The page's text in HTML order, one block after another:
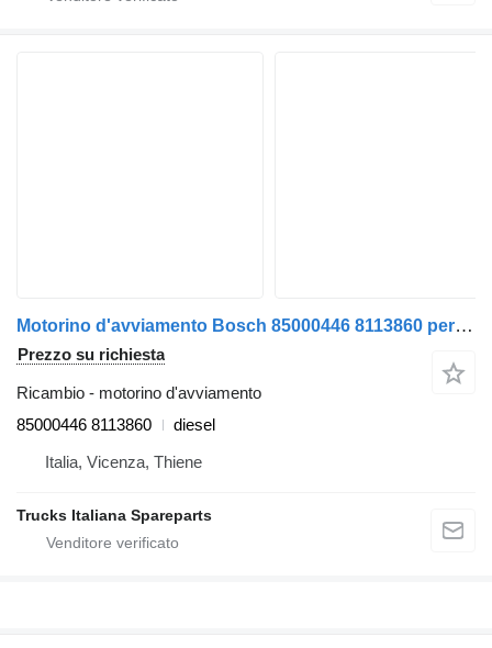
Motorino d'avviamento Bosch 85000446 8113860 per camion Volvo FL6
Prezzo su richiesta
Ricambio - motorino d'avviamento
85000446 8113860
diesel
Italia, Vicenza, Thiene
Trucks Italiana Spareparts